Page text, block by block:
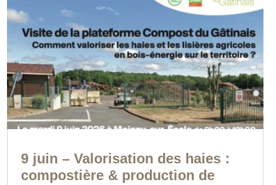
9 juin – Valorisation des haies :
compostière & production de